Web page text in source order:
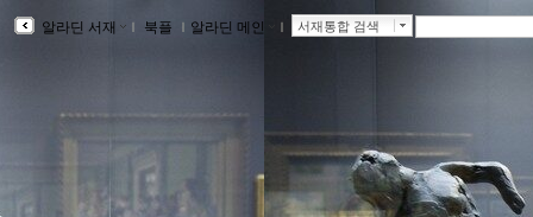
알라딘 서재 ｌ 북플 ｌ 알라딘 메인 ｌ 서재통합 검색